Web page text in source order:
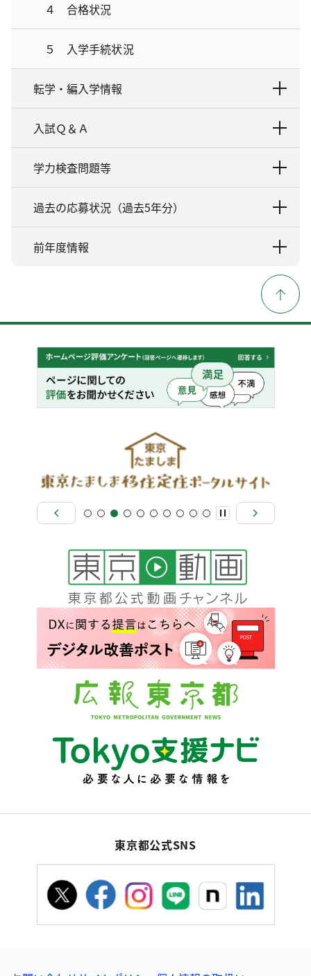
４ 合格状況
５ 入学手続状況
転学・編入学情報
入試Ｑ＆Ａ
学力検査問題等
過去の応募状況（過去5年分）
前年度情報
東京都公式SNS